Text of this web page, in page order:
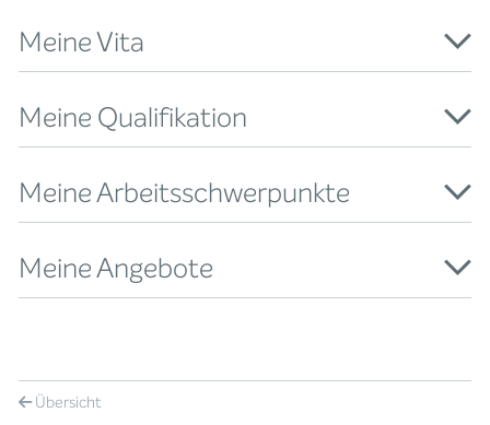
Meine Vita
Meine Qualifikation
Meine Arbeitsschwerpunkte
Meine Angebote
Übersicht